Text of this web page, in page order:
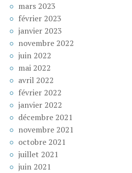
mars 2023
février 2023
janvier 2023
novembre 2022
juin 2022
mai 2022
avril 2022
février 2022
janvier 2022
décembre 2021
novembre 2021
octobre 2021
juillet 2021
juin 2021